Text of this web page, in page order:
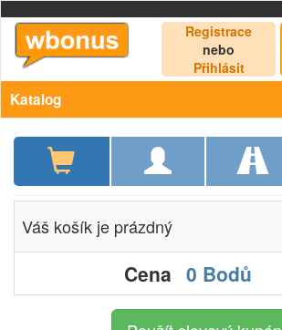
Registrace
nebo
Přihlásit
Katalog
Váš košík je prázdný
Cena 0 Bodů